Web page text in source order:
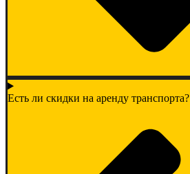
Есть ли скидки на аренду транспорта?